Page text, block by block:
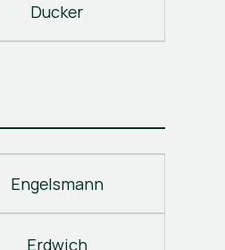
Ducker
Engelsmann
Erdwich